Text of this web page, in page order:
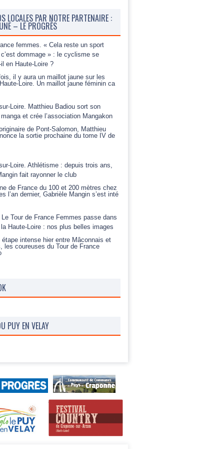
LOCALES PAR NOTRE PARTENAIRE :
– LE PROGRÈS
femmes. « Cela reste un sport
c’est dommage » : le cyclisme se
en Haute-Loire ?
il y aura un maillot jaune sur les
Loire. Un maillot jaune féminin ca
Loire. Matthieu Badiou sort son
et crée l’association Mangakon
de Pont-Salomon, Matthieu
la sortie prochaine du tome IV de
Loire. Athlétisme : depuis trois ans,
fait rayonner le club
de France du 100 et 200 mètres chez
l’an dernier, Gabrièle Mangin s’est inté
Tour de France Femmes passe dans
la Haute-Loire : nos plus belles images
étape intense hier entre Mâconnais et
les coureuses du Tour de France
PUY EN VELAY